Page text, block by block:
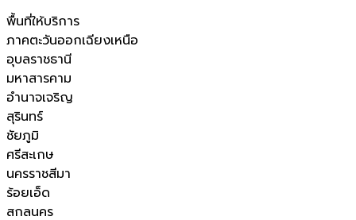
พื้นที่ให้บริการ
ภาคตะวันออกเฉียงเหนือ
อุบลราชธานี
มหาสารคาม
อำนาจเจริญ
สุรินทร์
ชัยภูมิ
ศรีสะเกษ
นครราชสีมา
ร้อยเอ็ด
สกลนคร